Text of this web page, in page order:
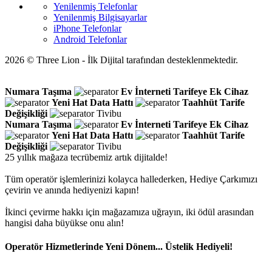
Yenilenmiş Telefonlar
Yenilenmiş Bilgisayarlar
iPhone Telefonlar
Android Telefonlar
2026 © Three Lion - İlk Dijital tarafından desteklenmektedir.
Numara Taşıma Ev İnterneti Tarifeye Ek Cihaz
Yeni Hat Data Hattı Taahhüt Tarife
Değişikliği
Tivibu
Numara Taşıma
Ev İnterneti Tarifeye Ek Cihaz
Yeni Hat Data Hattı Taahhüt Tarife
Değişikliği
Tivibu
25 yıllık mağaza tecrübemiz artık dijitalde!
Tüm operatör işlemlerinizi kolayca hallederken, Hediye Çarkımızı
çevirin ve anında hediyenizi kapın!
İkinci çevirme hakkı için mağazamıza uğrayın, iki ödül arasından
hangisi daha büyükse onu alın!
Operatör Hizmetlerinde Yeni Dönem... Üstelik Hediyeli!